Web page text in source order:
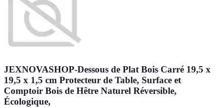
JEXNOVASHOP-Dessous de Plat Bois Carré 19,5 x
19,5 x 1,5 cm Protecteur de Table, Surface et
Comptoir Bois de Hêtre Naturel Réversible,
Écologique,